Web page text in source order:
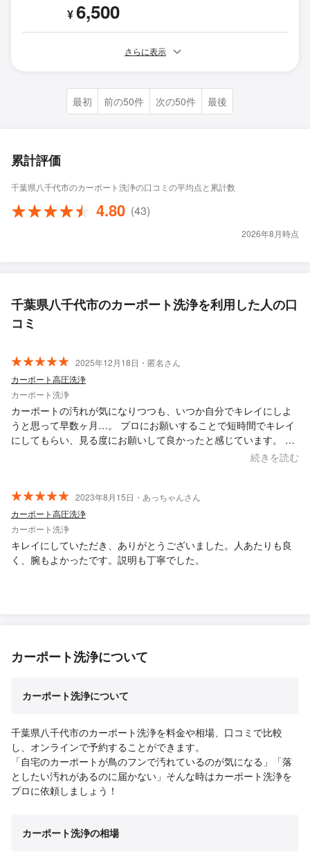
¥6,500
さらに表示
最初 前の50件 次の50件 最後
累計評価
千葉県八千代市のカーポート洗浄の口コミの平均点と累計数
4.80 (43)
2026年8月時点
千葉県八千代市のカーポート洗浄を利用した人の口
コミ
2025年12月18日・匿名さん
カーポート高圧洗浄
カーポート洗浄
カーポートの汚れが気になりつつも、いつか自分でキレイにしよ
うと思って早数ヶ月…。 プロにお願いすることで短時間でキレイ
にしてもらい、見る度にお願いして良かったと感じています。 お
一人での作業でしたが2時間程で終了。サービスで玄関の外階段ま
続きを読む
2023年8月15日・あっちゃんさん
カーポート高圧洗浄
カーポート洗浄
キレイにしていただき、ありがとうございました。人あたりも良
く、腕もよかったです。説明も丁寧でした。
カーポート洗浄について
カーポート洗浄について
千葉県八千代市のカーポート洗浄を料金や相場、口コミで比較
し、オンラインで予約することができます。
「自宅のカーポートが鳥のフンで汚れているのが気になる」「落
としたい汚れがあるのに届かない」そんな時はカーポート洗浄を
プロに依頼しましょう！
カーポート洗浄の相場